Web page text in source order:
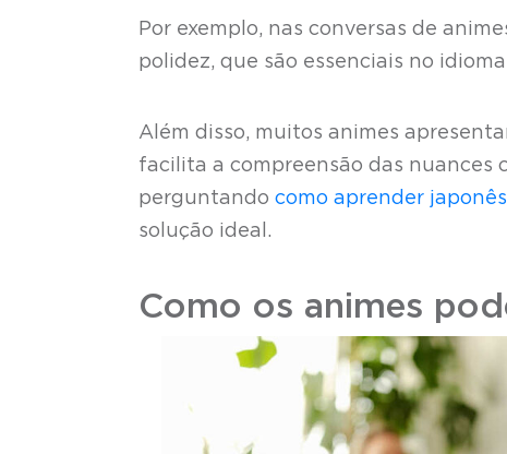
Por exemplo, nas conversas de
polidez, que são essenciais no
Além disso, muitos animes
facilita a compreensão das nuances
perguntando como aprender japonês
solução ideal.
Como os animes